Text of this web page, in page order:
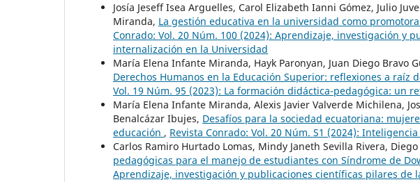
Josía Jeseff Isea Arguelles, Carol Elizabeth Ianni Gómez, Julio
Miranda, La gestión educativa en la universidad como
Conrado: Vol. 20 Núm. 100 (2024): Aprendizaje, investigación y
internalización en la Universidad
María Elena Infante Miranda, Hayk Paronyan, Juan Diego Bravo
Derechos Humanos en la Educación Superior: reflexiones a raíz
Vol. 19 Núm. 95 (2023): La formación didáctica-pedagógica: un
María Elena Infante Miranda, Alexis Javier Valverde Michilena,
Benalcázar Ibujes, Desafíos para la sociedad ecuatoriana:
educación , Revista Conrado: Vol. 20 Núm. S1 (2024):
Carlos Ramiro Hurtado Lomas, Mindy Janeth Sevilla Rivera,
pedagógicas para el manejo de estudiantes con Síndrome de
Aprendizaje, investigación y publicaciones científicas pilares de